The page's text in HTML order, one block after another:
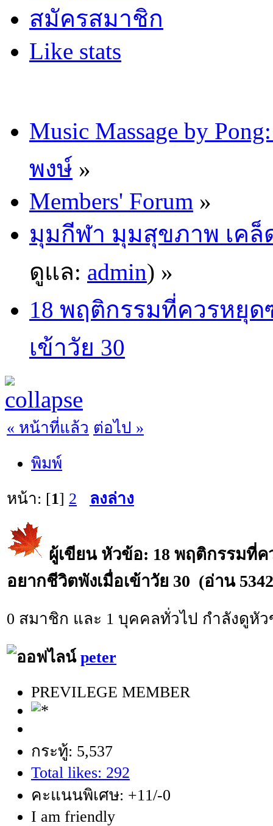
สมัครสมาชิก
Like stats
Music Massage by
พงษ์ »
Members' Forum »
มุมกีฬา มุมสุขภาพ เคล็
ดูแล: admin) »
18 พฤติกรรมที่ควรหยุ
เข้าวัย 30
« หน้าที่แล้ว ต่อไป »
พิมพ์
หน้า: [1] 2 ลงล่าง
ผู้เขียนหัวข้อ: 18 พฤติกรรมที่ค
อยากชีวิตพังเมื่อเข้าวัย 30 (อ่าน
0 สมาชิก และ 1 บุคคลทั่วไป กำลังดูหั
peter
PREVILEGE MEMBER
กระทู้: 5,537
Total likes: 292
คะแนนพิเศษ: +11/-0
I am friendly